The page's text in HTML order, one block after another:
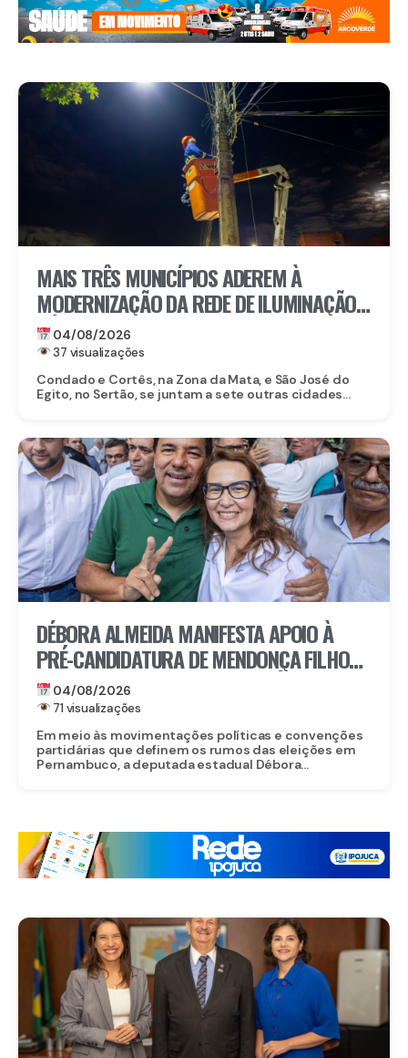
MAIS TRÊS MUNICÍPIOS ADEREM À
MODERNIZAÇÃO DA REDE DE ILUMINAÇÃO
PÚBLICA COM O ILUMINA PERNAMBUCO
04/08/2026
37 visualizações
Condado e Cortês, na Zona da Mata, e São José do
Egito, no Sertão, se juntam a sete outras cidades...
DÉBORA ALMEIDA MANIFESTA APOIO À
PRÉ-CANDIDATURA DE MENDONÇA FILHO
AO SENADO E DESTACA TRAJETÓRIA DO
PARLAMENTAR
04/08/2026
71 visualizações
Em meio às movimentações políticas e convenções
partidárias que definem os rumos das eleições em
Pernambuco, a deputada estadual Débora...